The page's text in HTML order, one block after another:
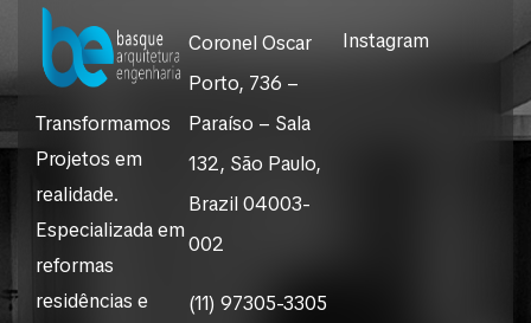
Transformamos
Projetos em
realidade.
Especializada em
reformas
residências e
Coronel Oscar
Porto, 736 –
Paraíso – Sala
132, São Paulo,
Brazil 04003-
002
(11) 97305-3305
Instagram